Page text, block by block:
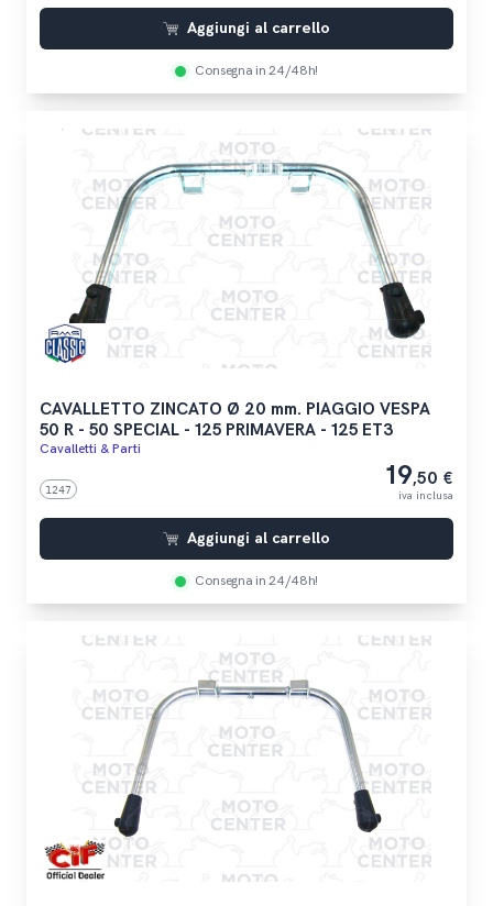
Aggiungi al carrello
Consegna in 24/48h!
CAVALLETTO ZINCATO Ø 20 mm. PIAGGIO VESPA
50 R - 50 SPECIAL - 125 PRIMAVERA - 125 ET3
Cavalletti & Parti
1247 19,50 €
iva inclusa
Aggiungi al carrello
Consegna in 24/48h!